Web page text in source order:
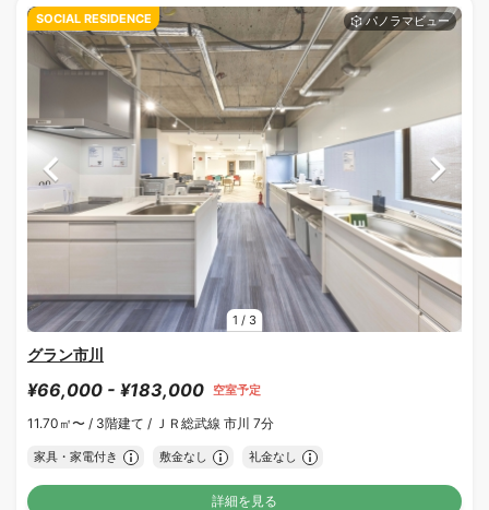
1 / 3
SOCIAL RESIDENCE
グラン市川
¥66,000 - ¥183,000 空室予定
11.70㎡〜 / 3階建て / ＪＲ総武線 市川 7分
家具・家電付き 敷金なし 礼金なし
詳細を見る